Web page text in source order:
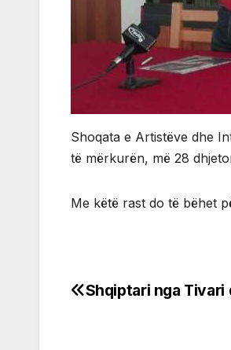
Shoqata e Artistëve dhe
të mërkurën, më 28
Me këtë rast do të bëhet
Post
Shqiptari nga Tivari